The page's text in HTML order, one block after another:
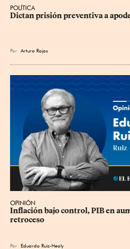
POLÍTICA
Dictan prisión preventiva a
Por Arturo Rojas
OPINIÓN
Inflación bajo control, PIB en
retroceso
Por Eduardo Ruiz-Healy